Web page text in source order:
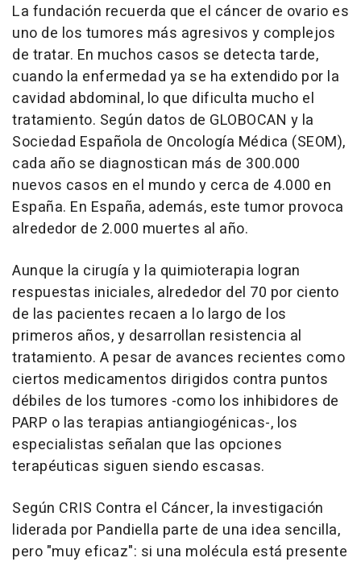
La fundación recuerda que el cáncer de ovario es
uno de los tumores más agresivos y complejos
de tratar. En muchos casos se detecta tarde,
cuando la enfermedad ya se ha extendido por la
cavidad abdominal, lo que dificulta mucho el
tratamiento. Según datos de GLOBOCAN y la
Sociedad Española de Oncología Médica (SEOM),
cada año se diagnostican más de 300.000
nuevos casos en el mundo y cerca de 4.000 en
España. En España, además, este tumor provoca
alrededor de 2.000 muertes al año.
Aunque la cirugía y la quimioterapia logran
respuestas iniciales, alrededor del 70 por ciento
de las pacientes recaen a lo largo de los
primeros años, y desarrollan resistencia al
tratamiento. A pesar de avances recientes como
ciertos medicamentos dirigidos contra puntos
débiles de los tumores -como los inhibidores de
PARP o las terapias antiangiogénicas-, los
especialistas señalan que las opciones
terapéuticas siguen siendo escasas.
Según CRIS Contra el Cáncer, la investigación
liderada por Pandiella parte de una idea sencilla,
pero "muy eficaz": si una molécula está presente